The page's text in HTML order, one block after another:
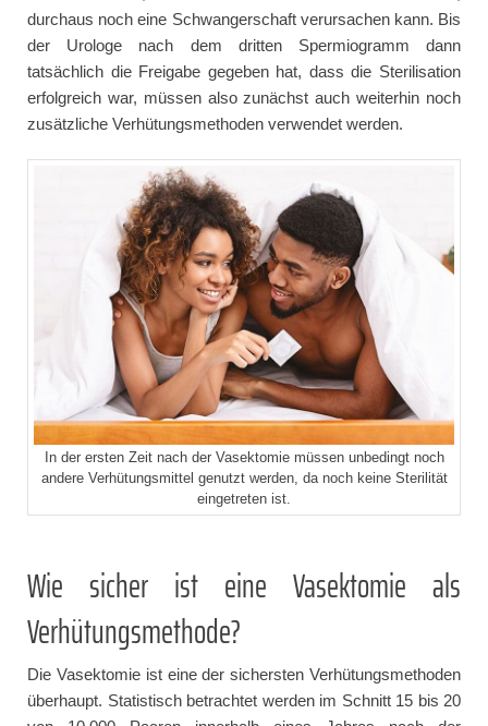
durchaus noch eine Schwangerschaft verursachen kann. Bis
der Urologe nach dem dritten Spermiogramm dann
tatsächlich die Freigabe gegeben hat, dass die Sterilisation
erfolgreich war, müssen also zunächst auch weiterhin noch
zusätzliche Verhütungsmethoden verwendet werden.
In der ersten Zeit nach der Vasektomie müssen unbedingt noch
andere Verhütungsmittel genutzt werden, da noch keine Sterilität
eingetreten ist.
Wie sicher ist eine Vasektomie als
Verhütungsmethode?
Die Vasektomie ist eine der sichersten Verhütungsmethoden
überhaupt. Statistisch betrachtet werden im Schnitt 15 bis 20